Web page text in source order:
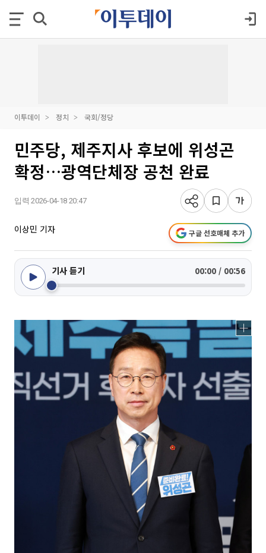
이투데이 정치 국회/정당
민주당, 제주지사 후보에 위성곤
확정…광역단체장 공천 완료
입력 2026-04-18 20:47
이상민 기자 구글 선호매체 추가
기사 듣기 00:00 / 00:56